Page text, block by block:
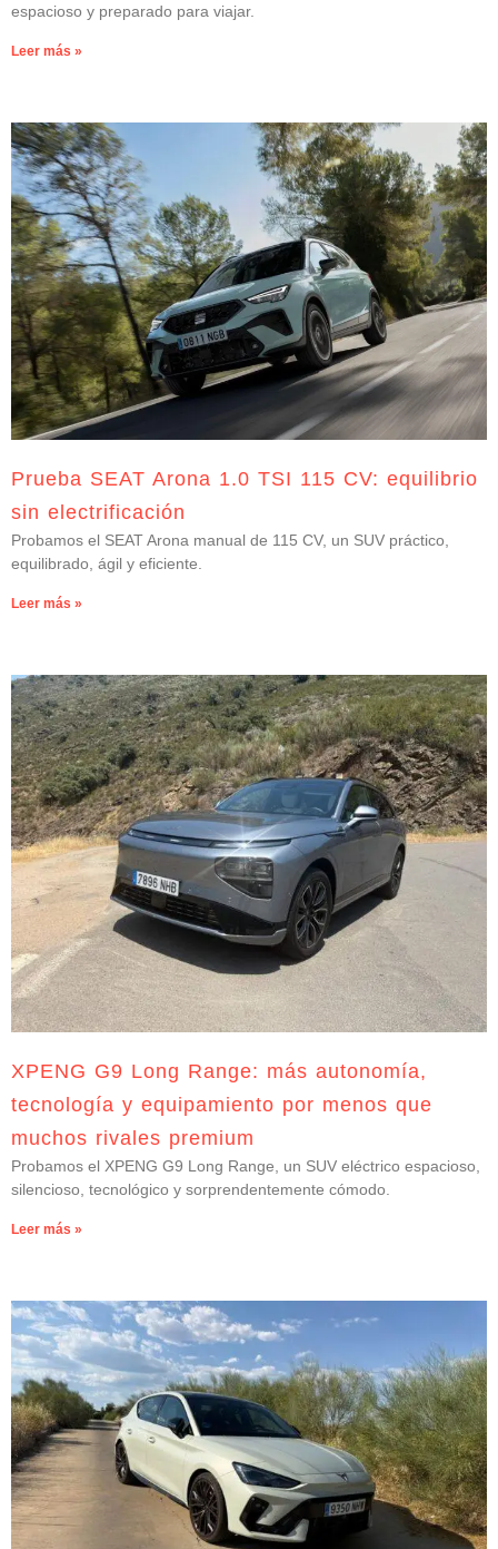
espacioso y preparado para viajar.
Leer más »
Prueba SEAT Arona 1.0 TSI 115 CV: equilibrio
sin electrificación
Probamos el SEAT Arona manual de 115 CV, un SUV práctico,
equilibrado, ágil y eficiente.
Leer más »
XPENG G9 Long Range: más autonomía,
tecnología y equipamiento por menos que
muchos rivales premium
Probamos el XPENG G9 Long Range, un SUV eléctrico espacioso,
silencioso, tecnológico y sorprendentemente cómodo.
Leer más »